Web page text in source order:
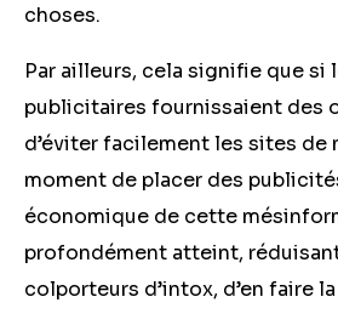
choses.
Par ailleurs, cela signifie que si
publicitaires fournissaient des
d’éviter facilement les sites de
moment de placer des
économique de cette
profondément atteint,
colporteurs d’intox, d’en faire